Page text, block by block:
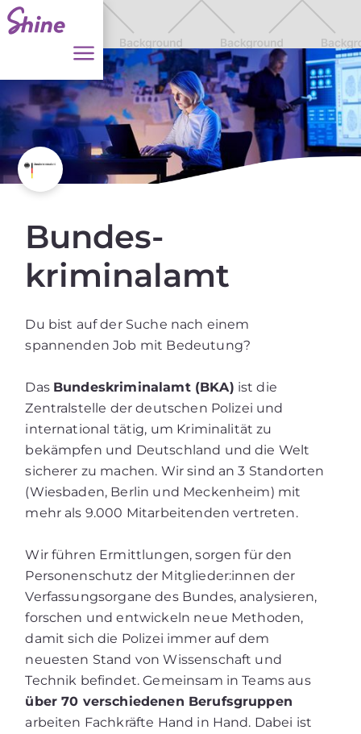
Bundes­
kriminalamt
Du bist auf der Suche nach einem
spannenden Job mit Bedeutung?
Das Bundeskriminalamt (BKA) ist die
Zentralstelle der deutschen Polizei und
international tätig, um Kriminalität zu
bekämpfen und Deutschland und die Welt
sicherer zu machen. Wir sind an 3 Standorten
(Wiesbaden, Berlin und Meckenheim) mit
mehr als 9.000 Mitarbeitenden vertreten.
Wir führen Ermittlungen, sorgen für den
Personenschutz der Mitglieder:innen der
Verfassungsorgane des Bundes, analysieren,
forschen und entwickeln neue Methoden,
damit sich die Polizei immer auf dem
neuesten Stand von Wissenschaft und
Technik befindet. Gemeinsam in Teams aus
über 70 verschiedenen Berufsgruppen
arbeiten Fachkräfte Hand in Hand. Dabei ist